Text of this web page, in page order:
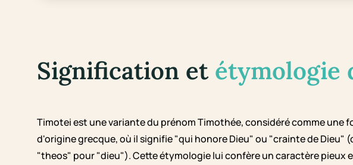
Signification et étymologie
Timotei est une variante du prénom Timothée, considéré comme une
d'origine grecque, où il signifie "qui honore Dieu" ou "crainte de
"theos" pour "dieu"). Cette étymologie lui confère un caractère pieux